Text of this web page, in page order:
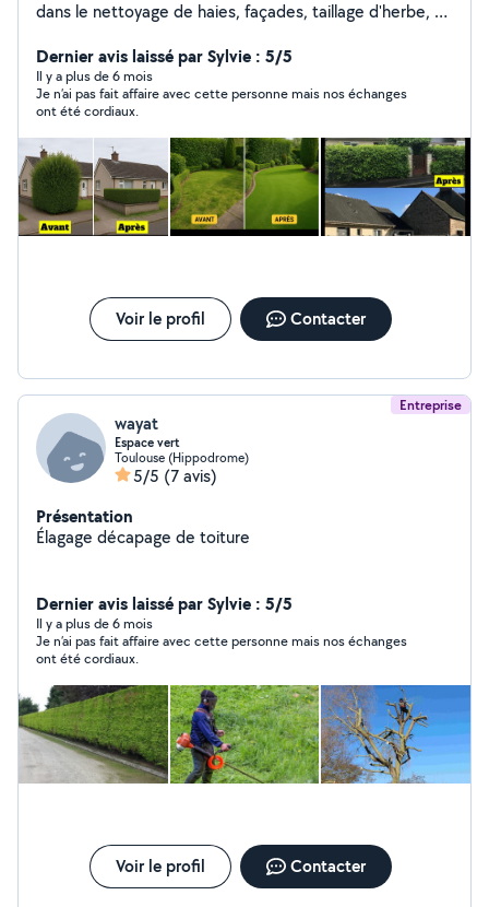
dans le nettoyage de haies, façades, taillage d'herbe, et
besoins pour vous garantir un travail soigné et
satisfaisant. Nous réalisons également des prestations
de peinture extérieure, intérieure, de volets, etc. Pose
ou réparation de clôtures, et autres travaux d'entretien.
sérieux, et à l'écoute de notre clientèle, nous mettons
notre savoir-faire à votre service pour vous satisfaire à
100 %. Nous sommes là pour ça !
Dernier avis laissé par Sylvie : 5/5
Il y a plus de 6 mois
Je n’ai pas fait affaire avec cette personne mais nos échanges
ont été cordiaux.
Voir le profil Contacter
Entreprise
wayat
Espace vert
Toulouse (Hippodrome)
5/5 (7 avis)
Présentation
Élagage décapage de toiture
Dernier avis laissé par Sylvie : 5/5
Il y a plus de 6 mois
Je n’ai pas fait affaire avec cette personne mais nos échanges
ont été cordiaux.
Voir le profil Contacter